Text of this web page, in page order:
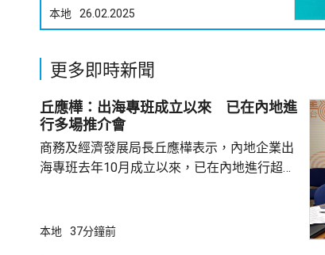
本地 26.02.2025
更多即時新聞
丘應樺：出海專班成立以來 已在內地進
行多場推介會
商務及經濟發展局長丘應樺表示，內地企業出
海專班去年10月成立以來，已在內地進行超過
時，亦已帶同內地及香港企業隨團，簽訂96份
本地 37分鐘前